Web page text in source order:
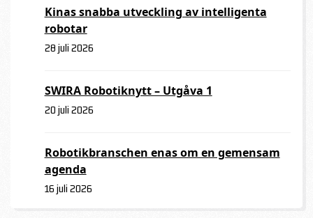
Kinas snabba utveckling av intelligenta
robotar
28 juli 2026
SWIRA Robotiknytt – Utgåva 1
20 juli 2026
Robotikbranschen enas om en gemensam
agenda
16 juli 2026